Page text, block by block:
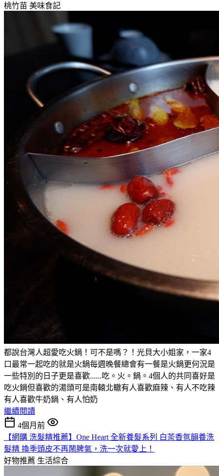
桃竹苗 美味食記
都說台灣人超愛吃火鍋！可不是嗎？！光貝大小姐家，一家4
口最常一起吃的就是火鍋每週晚餐總會有一餐是火鍋更何況是
一些特別的日子更是喜歡......吃。火。鍋。4個人的共同喜好是
吃火鍋但喜歡的湯頭可是南轅北轍有人喜歡麻辣、有人不吃辣
有人喜歡牛奶鍋、有人怕奶
繼續閱讀
4個月前
【網購 洗髮精推薦】One Heart 全新養髮系列 白茶香氛韻養洗
髮精 換季頭皮不再鬧脾氣，洗一次就愛上！
好物推薦 生活綜合